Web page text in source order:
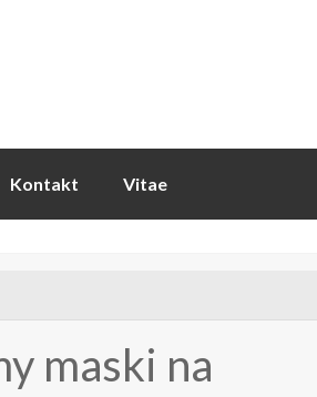
Kontakt Vitae
maski na